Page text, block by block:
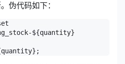
伪代码如下：
${quantity}